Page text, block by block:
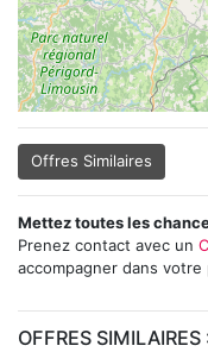
Offres Similaires
Mettez toutes les
Prenez contact avec un
accompagner dans
OFFRES SIMILAIRES